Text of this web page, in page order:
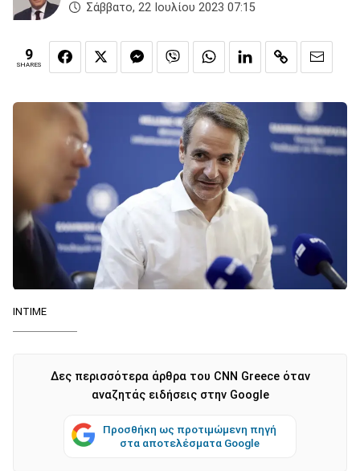
Σάββατο, 22 Ιουλίου 2023 07:15
9
SHARES
ΙΝΤΙΜΕ
Δες περισσότερα άρθρα του CNN Greece όταν
αναζητάς ειδήσεις στην Google
Προσθήκη ως προτιμώμενη πηγή
στα αποτελέσματα Google